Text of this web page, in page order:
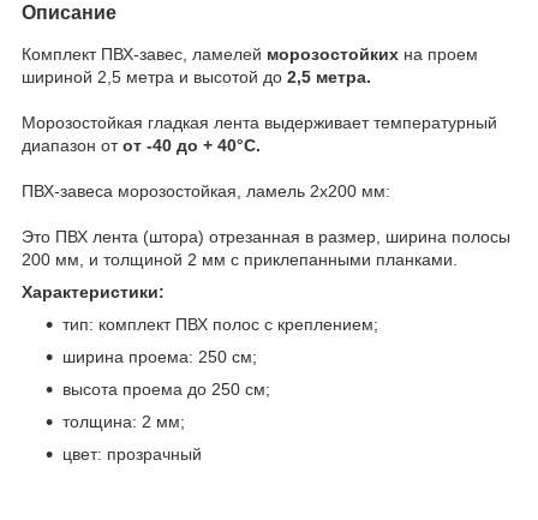
Описание
Комплект ПВХ-завес, ламелей морозостойких на проем
шириной 2,5 метра и высотой до 2,5 метра.
Морозостойкая гладкая лента выдерживает температурный
диапазон отот -40 до + 40°C.
ПВХ-завеса морозостойкая, ламель 2х200 мм:
Это ПВХ лента (штора) отрезанная в размер, ширина полосы
200 мм, и толщиной 2 мм с приклепанными планками.
Характеристики:
тип: комплект ПВХ полос с креплением;
ширина проема: 250 см;
высота проема до 250 см;
толщина: 2 мм;
цвет: прозрачный